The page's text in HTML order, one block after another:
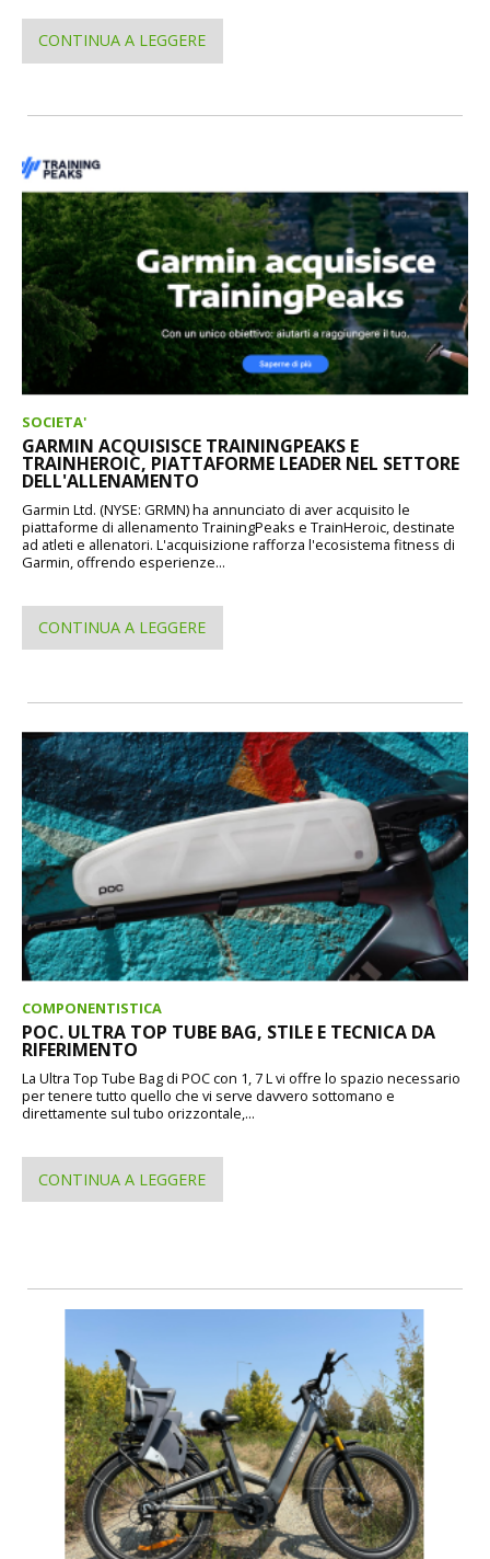
CONTINUA A LEGGERE
SOCIETA'
GARMIN ACQUISISCE TRAININGPEAKS E
TRAINHEROIC, PIATTAFORME LEADER NEL SETTORE
DELL'ALLENAMENTO
Garmin Ltd. (NYSE: GRMN) ha annunciato di aver acquisito le
piattaforme di allenamento TrainingPeaks e TrainHeroic, destinate
ad atleti e allenatori. L'acquisizione rafforza l'ecosistema fitness di
Garmin, offrendo esperienze...
CONTINUA A LEGGERE
COMPONENTISTICA
POC. ULTRA TOP TUBE BAG, STILE E TECNICA DA
RIFERIMENTO
La Ultra Top Tube Bag di POC con 1, 7 L vi offre lo spazio necessario
per tenere tutto quello che vi serve davvero sottomano e
direttamente sul tubo orizzontale,...
CONTINUA A LEGGERE